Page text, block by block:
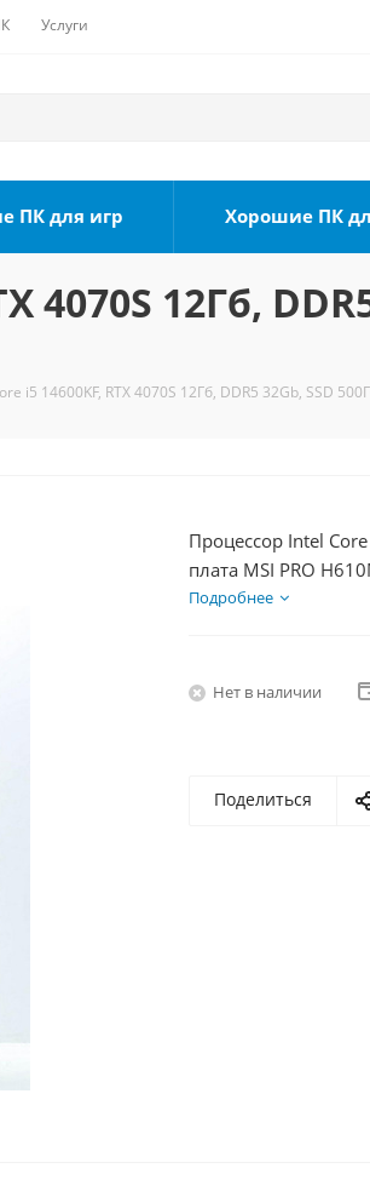
Услуги
ПК для игр Хорошие ПК
12Гб,
i5 14600KF, RTX 4070S 12Гб, DDR5 32Gb, SSD
Процессор Intel
плата MSI PRO
Диски SSD 500Гб,
Подробнее
Нет в наличии
Поделиться